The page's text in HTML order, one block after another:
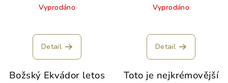
Vyprodáno
Detail
Božský Ekvádor letos
Vyprodáno
Detail
Toto je nejkrémovější